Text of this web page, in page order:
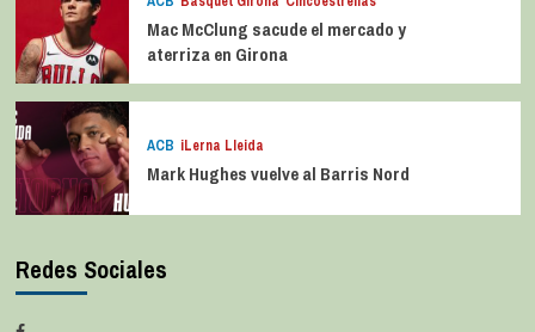
Mac McClung sacude el mercado y
aterriza en Girona
ACB iLerna Lleida
Mark Hughes vuelve al Barris Nord
Redes Sociales